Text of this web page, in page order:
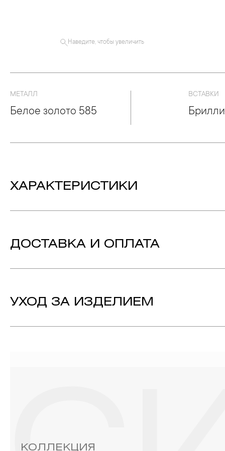
Наведите, чтобы увеличить
МЕТАЛЛ
Белое золото 585
ВСТАВКИ
ХАРАКТЕРИСТИКИ
Коллекция: СИЯНИЕ | SHINE
ДОСТАВКА И ОПЛАТА
УХОД ЗА ИЗДЕЛИЕМ
КОЛЛЕКЦИЯ